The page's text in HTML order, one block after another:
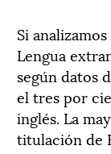
Si
Lengua
según datos
el tres por
inglés. La
titulación de